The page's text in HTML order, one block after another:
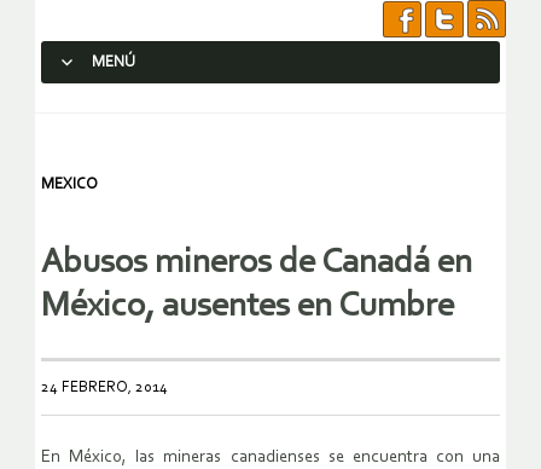
MENÚ
MEXICO
Abusos mineros de Canadá en
México, ausentes en Cumbre
24 FEBRERO, 2014
En México, las mineras canadienses se encuentra con una